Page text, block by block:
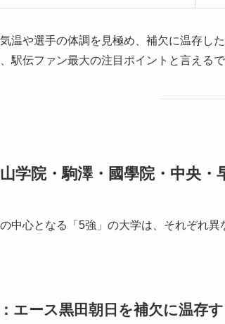
温や選手の体調を見極め、補欠に温存し
駅伝ファン最大の注目ポイントと言えるで
山学院・駒澤・國學院・中央
中心となる「5強」の大学は、それぞれ
エース黒田朝日を補欠に温存す